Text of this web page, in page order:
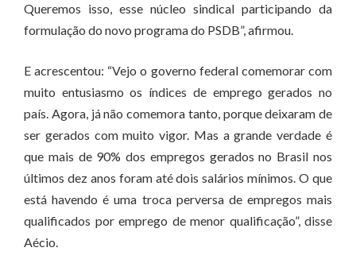
Queremos isso, esse núcleo sindical participando da
formulação do novo programa do PSDB”, afirmou.
E acrescentou: “Vejo o governo federal comemorar com
muito entusiasmo os índices de emprego gerados no
país. Agora, já não comemora tanto, porque deixaram de
ser gerados com muito vigor. Mas a grande verdade é
que mais de 90% dos empregos gerados no Brasil nos
últimos dez anos foram até dois salários mínimos. O que
está havendo é uma troca perversa de empregos mais
qualificados por emprego de menor qualificação”, disse
Aécio.